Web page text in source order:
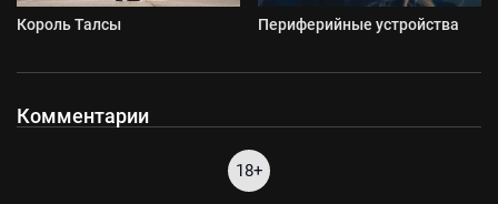
Король Талсы Периферийные устройства
Комментарии
18+